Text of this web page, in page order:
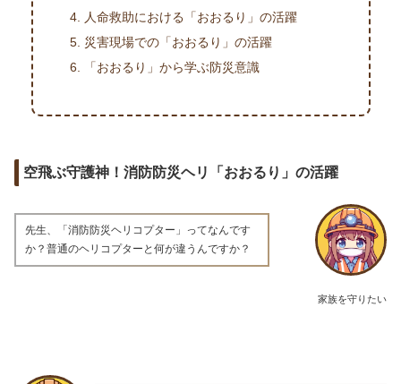
人命救助における「おおるり」の活躍
災害現場での「おおるり」の活躍
「おおるり」から学ぶ防災意識
空飛ぶ守護神！消防防災ヘリ「おおるり」の活躍
家族を守りたい
先生、「消防防災ヘリコプター」ってなんです
か？普通のヘリコプターと何が違うんですか？